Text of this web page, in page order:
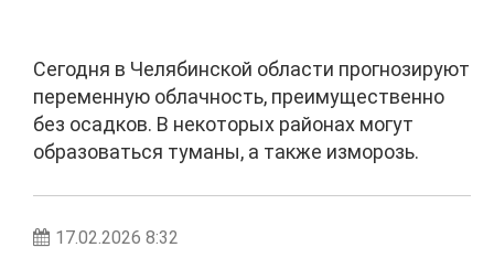
Сегодня в Челябинской области прогнозируют
переменную облачность, преимущественно
без осадков. В некоторых районах могут
образоваться туманы, а также изморозь.
17.02.2026 8:32